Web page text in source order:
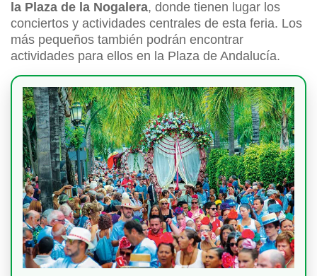
la Plaza de la Nogalera, donde tienen lugar los
conciertos y actividades centrales de esta feria. Los
más pequeños también podrán encontrar
actividades para ellos en la Plaza de Andalucía.